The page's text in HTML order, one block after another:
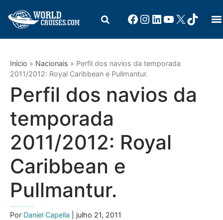
Início » Nacionais » Perfil dos navios da temporada
2011/2012: Royal Caribbean e Pullmantur.
Perfil dos navios da
temporada
2011/2012: Royal
Caribbean e
Pullmantur.
Por Daniel Capella | julho 21, 2011